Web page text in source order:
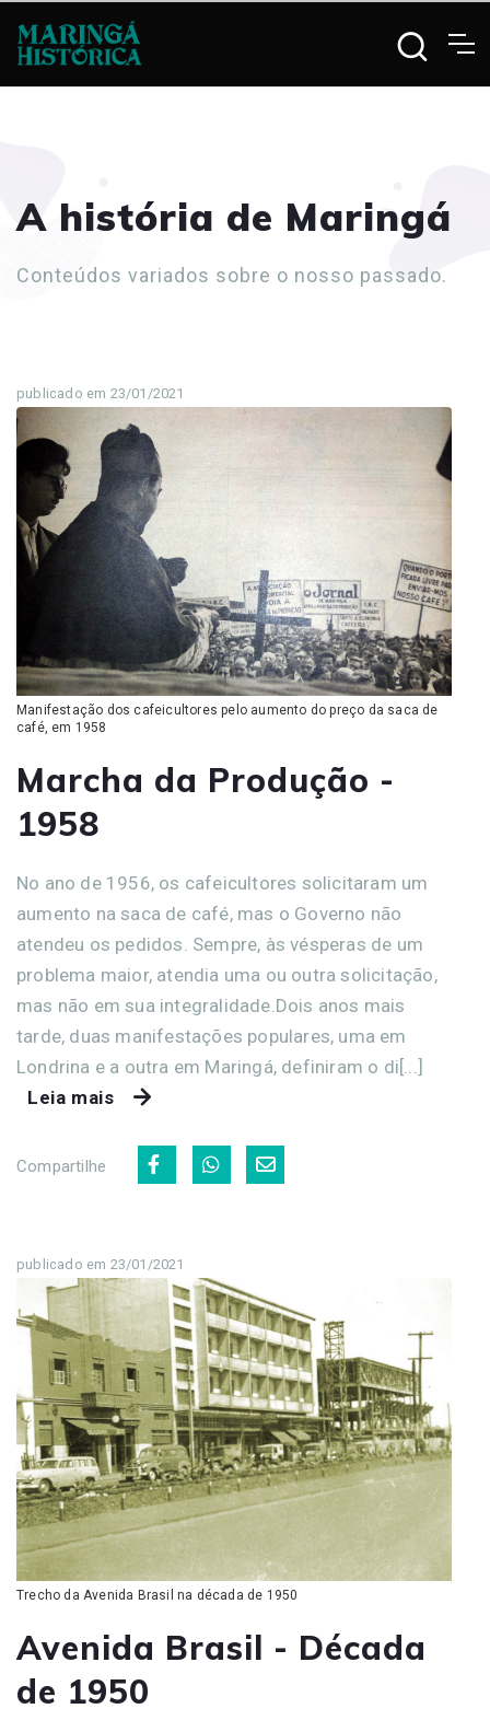
A história de Maringá
Conteúdos variados sobre o nosso passado.
publicado em 23/01/2021
Manifestação dos cafeicultores pelo aumento do preço da saca de
café, em 1958
Marcha da Produção -
1958
No ano de 1956, os cafeicultores solicitaram um
aumento na saca de café, mas o Governo não
atendeu os pedidos. Sempre, às vésperas de um
problema maior, atendia uma ou outra solicitação,
mas não em sua integralidade.Dois anos mais
tarde, duas manifestações populares, uma em
Londrina e a outra em Maringá, definiram o di[...]
Leia mais
Compartilhe
publicado em 23/01/2021
Trecho da Avenida Brasil na década de 1950
Avenida Brasil - Década
de 1950